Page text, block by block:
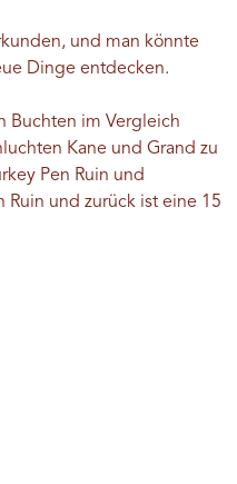
und man könnte
Dinge entdecken.
Buchten im Vergleich
Kane und Grand zu
Pen Ruin und
Ruin und zurück ist eine 15